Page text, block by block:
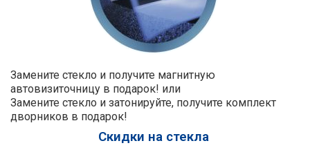
Замените стекло и получите магнитную
автовизиточницу в подарок! или
Замените стекло и затонируйте, получите комплект
дворников в подарок!
Скидки на стекла